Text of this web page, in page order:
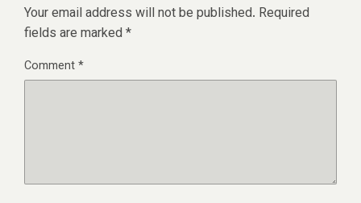
Your email address will not be published. Required
fields are marked *
Comment*